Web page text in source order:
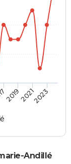
201920212023
Andillé